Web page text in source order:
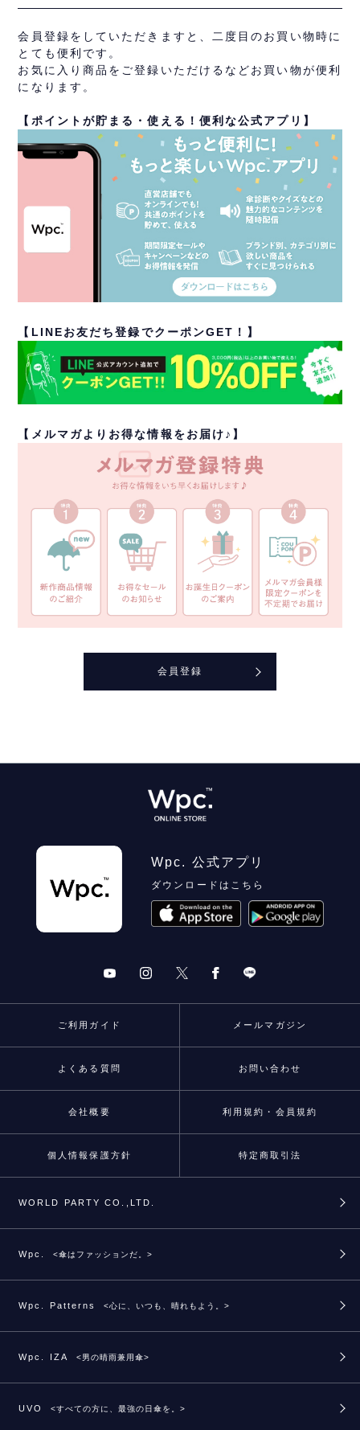
会員登録をしていただきますと、二度目のお買い物時に
とても便利です。
お気に入り商品をご登録いただけるなどお買い物が便利
になります。
【ポイントが貯まる・使える！便利な公式アプリ】
【LINEお友だち登録でクーポンGET！】
【メルマガよりお得な情報をお届け♪】
会員登録
Wpc. 公式アプリ
ダウンロードはこちら
ご利用ガイド メールマガジン
よくある質問 お問い合わせ
会社概要 利用規約・会員規約
個人情報保護方針 特定商取引法
WORLD PARTY CO.,LTD.
Wpc. <傘はファッションだ。>
Wpc. Patterns <心に、いつも、晴れもよう。>
Wpc. IZA <男の晴雨兼用傘>
UVO <すべての方に、最強の日傘を。>